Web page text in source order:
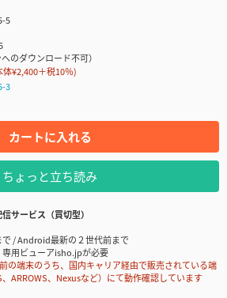
5
のダウンロード不可）
体¥2,400＋税10％)
3
カートに入れる
ちょっと立ち読み
サービス（買切型）
/ Android最新の２世代前まで
用ビューアisho.jpが必要
端末のうち、国内キャリア経由で販売されている端
ARROWS、Nexusなど）にて動作確認しています